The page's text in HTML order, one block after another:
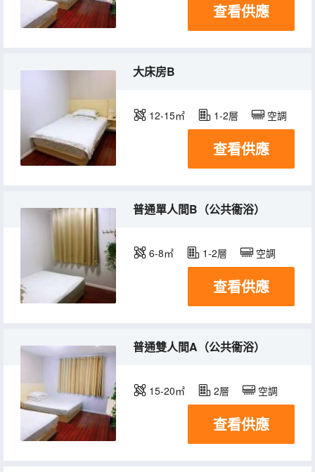
查看供應
大床房B
12-15㎡ 1-2層 空調
查看供應
普通單人間B（公共衞浴）
6-8㎡ 1-2層 空調
查看供應
普通雙人間A（公共衞浴）
15-20㎡ 2層 空調
查看供應